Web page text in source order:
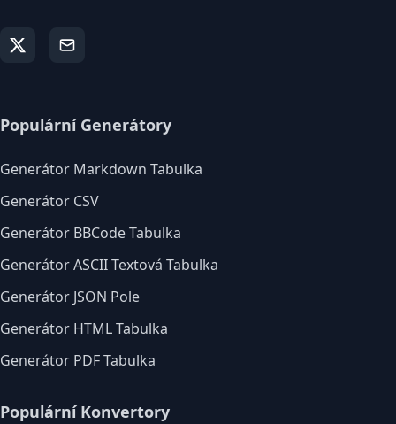
Populární Generátory
Generátor Markdown Tabulka
Generátor CSV
Generátor BBCode Tabulka
Generátor ASCII Textová Tabulka
Generátor JSON Pole
Generátor HTML Tabulka
Generátor PDF Tabulka
Populární Konvertory